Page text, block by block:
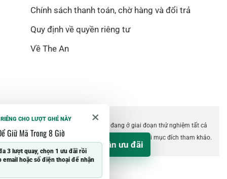
Chính sách thanh toán, chờ hàng và đổi trả
Quy định về quyền riêng tư
Về The An
©2018 The An. Website hiện vẫn đang ở giai đoạn thử nghiệm tất cả
các tính năng. Thông tin trên website chỉ dùng với mục đích tham khảo.
% Nhận ưu đãi
×
CHO LƯỢT GHÉ NÀY
Giữ Mã Trong 8 Giờ
3 lượt quay, chọn 1 ưu đãi rồi
email hoặc số điện thoại để nhận